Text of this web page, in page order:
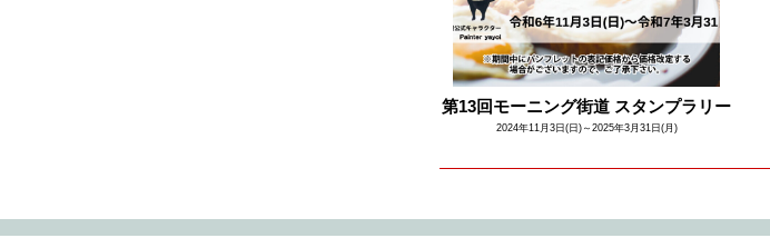
第13回モーニング街道 スタンプラリー
2024年11月3日(日)～2025年3月31日(月)